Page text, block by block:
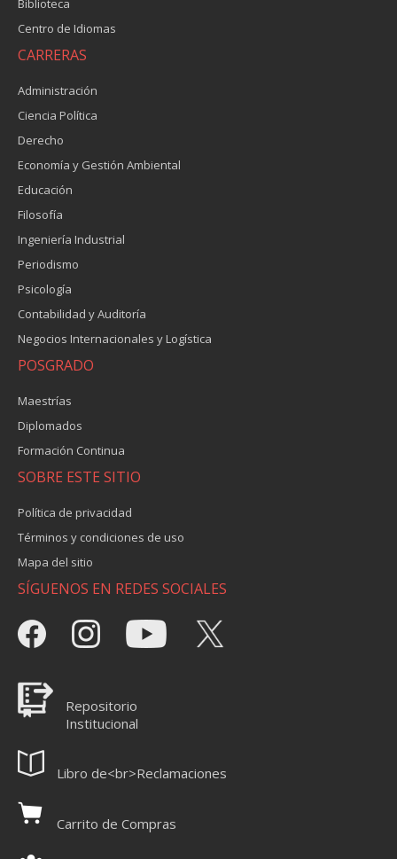
Biblioteca
Centro de Idiomas
CARRERAS
Administración
Ciencia Política
Derecho
Economía y Gestión Ambiental
Educación
Filosofía
Ingeniería Industrial
Periodismo
Psicología
Contabilidad y Auditoría
Negocios Internacionales y Logística
POSGRADO
Maestrías
Diplomados
Formación Continua
SOBRE ESTE SITIO
Política de privacidad
Términos y condiciones de uso
Mapa del sitio
SÍGUENOS EN REDES SOCIALES
Repositorio
Institucional
Libro de<br>Reclamaciones
Carrito de Compras